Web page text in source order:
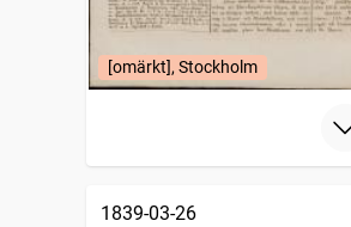
[omärkt], Stockholm
1839-03-26